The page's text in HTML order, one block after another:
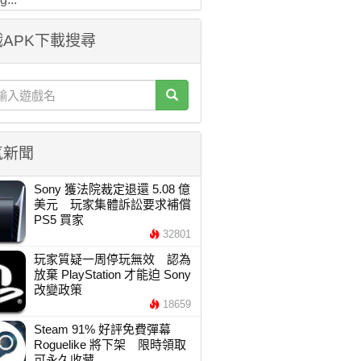
下載搜尋
聞
Sony 獲法院裁定退還 5.08 億
美元 玩家集體訴訟要求補償
PS5 買家
32801
玩家質疑一周停玩無效 認為
放棄 PlayStation 才能迫 Sony
改變政策
18659
Steam 91% 好評免費彈幕
Roguelike 將下架 限時領取